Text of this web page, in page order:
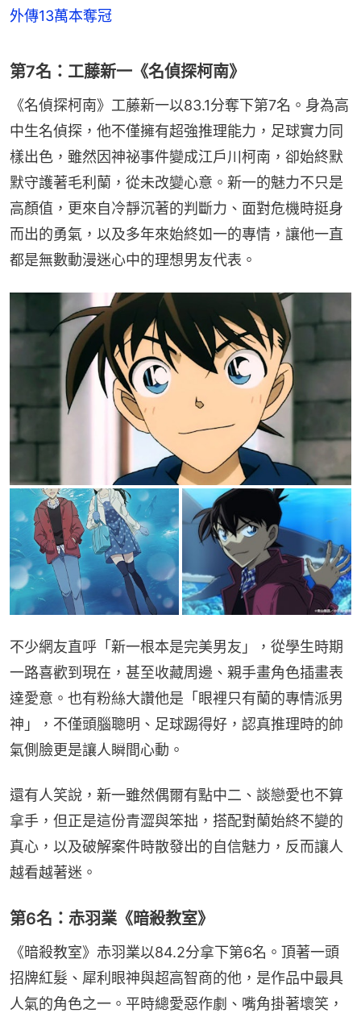
外傳13萬本奪冠
第7名：工藤新一《名偵探柯南》
《名偵探柯南》工藤新一以83.1分奪下第7名。身為高
中生名偵探，他不僅擁有超強推理能力，足球實力同
樣出色，雖然因神祕事件變成江戶川柯南，卻始終默
默守護著毛利蘭，從未改變心意。新一的魅力不只是
高顏值，更來自冷靜沉著的判斷力、面對危機時挺身
而出的勇氣，以及多年來始終如一的專情，讓他一直
都是無數動漫迷心中的理想男友代表。
不少網友直呼「新一根本是完美男友」，從學生時期
一路喜歡到現在，甚至收藏周邊、親手畫角色插畫表
達愛意。也有粉絲大讚他是「眼裡只有蘭的專情派男
神」，不僅頭腦聰明、足球踢得好，認真推理時的帥
氣側臉更是讓人瞬間心動。
還有人笑說，新一雖然偶爾有點中二、談戀愛也不算
拿手，但正是這份青澀與笨拙，搭配對蘭始終不變的
真心，以及破解案件時散發出的自信魅力，反而讓人
越看越著迷。
第6名：赤羽業《暗殺教室》
《暗殺教室》赤羽業以84.2分拿下第6名。頂著一頭
招牌紅髮、犀利眼神與超高智商的他，是作品中最具
人氣的角色之一。平時總愛惡作劇、嘴角掛著壞笑，